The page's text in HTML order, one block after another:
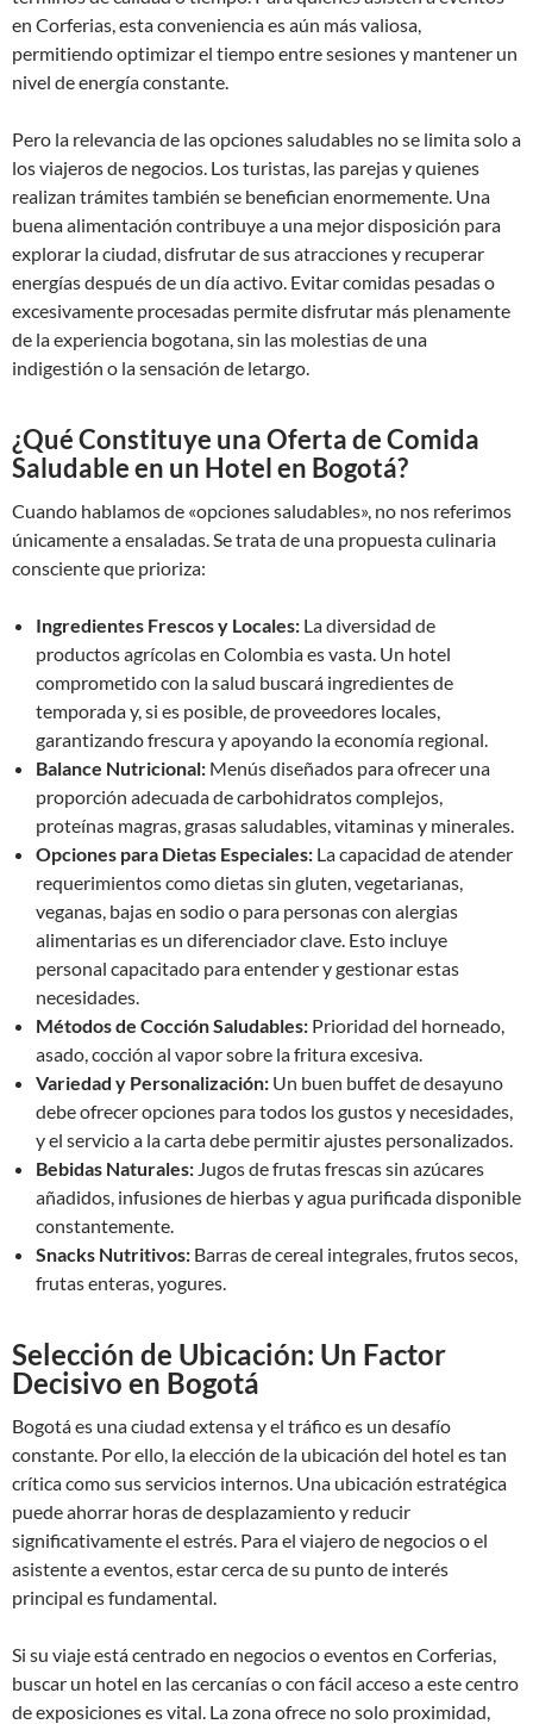
en Corferias, esta conveniencia es aún más valiosa,
permitiendo optimizar el tiempo entre sesiones y mantener un
nivel de energía constante.
Pero la relevancia de las opciones saludables no se limita solo a
los viajeros de negocios. Los turistas, las parejas y quienes
realizan trámites también se benefician enormemente. Una
buena alimentación contribuye a una mejor disposición para
explorar la ciudad, disfrutar de sus atracciones y recuperar
energías después de un día activo. Evitar comidas pesadas o
excesivamente procesadas permite disfrutar más plenamente
de la experiencia bogotana, sin las molestias de una
indigestión o la sensación de letargo.
¿Qué Constituye una Oferta de Comida
Saludable en un Hotel en Bogotá?
Cuando hablamos de «opciones saludables», no nos referimos
únicamente a ensaladas. Se trata de una propuesta culinaria
consciente que prioriza:
Ingredientes Frescos y Locales: La diversidad de
productos agrícolas en Colombia es vasta. Un hotel
comprometido con la salud buscará ingredientes de
temporada y, si es posible, de proveedores locales,
garantizando frescura y apoyando la economía regional.
Balance Nutricional: Menús diseñados para ofrecer una
proporción adecuada de carbohidratos complejos,
proteínas magras, grasas saludables, vitaminas y minerales.
Opciones para Dietas Especiales: La capacidad de atender
requerimientos como dietas sin gluten, vegetarianas,
veganas, bajas en sodio o para personas con alergias
alimentarias es un diferenciador clave. Esto incluye
personal capacitado para entender y gestionar estas
necesidades.
Métodos de Cocción Saludables: Prioridad del horneado,
asado, cocción al vapor sobre la fritura excesiva.
Variedad y Personalización: Un buen buffet de desayuno
debe ofrecer opciones para todos los gustos y necesidades,
y el servicio a la carta debe permitir ajustes personalizados.
Bebidas Naturales: Jugos de frutas frescas sin azúcares
añadidos, infusiones de hierbas y agua purificada disponible
constantemente.
Snacks Nutritivos: Barras de cereal integrales, frutos secos,
frutas enteras, yogures.
Selección de Ubicación: Un Factor
Decisivo en Bogotá
Bogotá es una ciudad extensa y el tráfico es un desafío
constante. Por ello, la elección de la ubicación del hotel es tan
crítica como sus servicios internos. Una ubicación estratégica
puede ahorrar horas de desplazamiento y reducir
significativamente el estrés. Para el viajero de negocios o el
asistente a eventos, estar cerca de su punto de interés
principal es fundamental.
Si su viaje está centrado en negocios o eventos en Corferias,
buscar un hotel en las cercanías o con fácil acceso a este centro
de exposiciones es vital. La zona ofrece no solo proximidad,